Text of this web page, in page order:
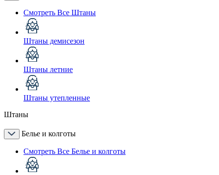
Смотреть Все Штаны
Штаны демисезон
Штаны летние
Штаны утепленные
Штаны
Белье и колготы
Смотреть Все Белье и колготы